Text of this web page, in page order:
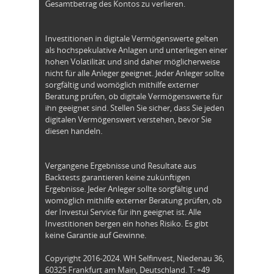
Gesamtbetrag des Kontos zu verlieren.
Investitionen in digitale Vermögenswerte gelten
als hochspekulative Anlagen und unterliegen einer
hohen Volatilität und sind daher möglicherweise
nicht für alle Anleger geeignet. Jeder Anleger sollte
sorgfältig und womöglich mithilfe externer
Beratung prüfen, ob digitale Vermögenswerte für
ihn geeignet sind. Stellen Sie sicher, dass Sie jeden
digitalen Vermögenswert verstehen, bevor Sie
diesen handeln.
Vergangene Ergebnisse und Resultate aus
Backtests garantieren keine zukünftigen
Ergebnisse. Jeder Anleger sollte sorgfältig und
womöglich mithilfe externer Beratung prüfen, ob
der Investui Service für ihn geeignet ist. Alle
Investitionen bergen ein hohes Risiko. Es gibt
keine Garantie auf Gewinne.
Copyright 2016-2024. WH Selfinvest, Niedenau 36,
60325 Frankfurt am Main, Deutschland. T: +49